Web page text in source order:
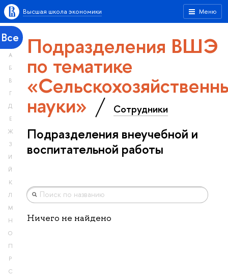
Меню
Высшая школа экономики
Все
А
Б
В
Г
Д
Е
Ж
З
И
Й
К
Л
М
Н
О
П
Р
С
Подразделения ВШЭ
по тематике
науки» Сотрудники
Подразделения внеучебной и
воспитательной работы
Ничего не найдено